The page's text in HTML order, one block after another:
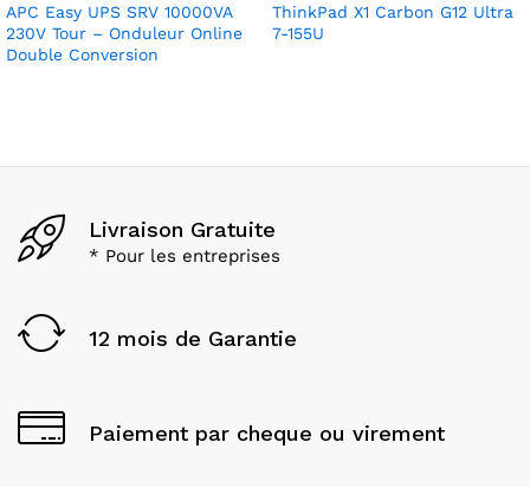
APC Easy UPS SRV 10000VA
230V Tour – Onduleur Online
Double Conversion
ThinkPad X1 Carbon G12 Ultra
7-155U
Livraison Gratuite
* Pour les entreprises
12 mois de Garantie
Paiement par cheque ou virement